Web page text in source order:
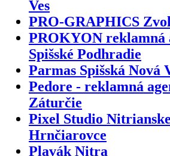
Ves
PRO-GRAPHICS
PROKYON reklamná
Spišské Podhradie
Parmas Spišská Nová
Pedore - reklamná
Záturčie
Pixel Studio Nitrianske
Hrnčiarovce
Plavák Nitra